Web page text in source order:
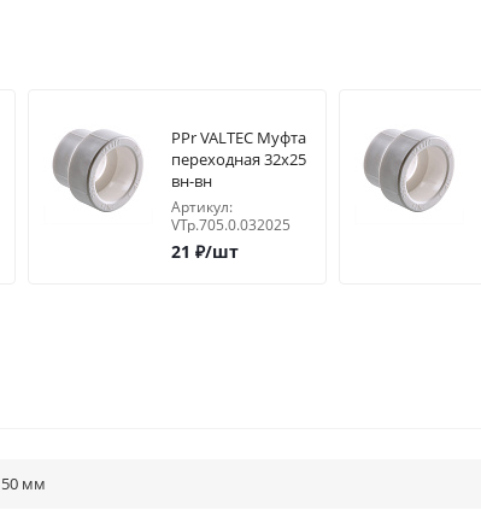
PPr VALTEC Муфта
переходная 32х25
вн-вн
Артикул:
VTp.705.0.032025
21 ₽/шт
50 мм